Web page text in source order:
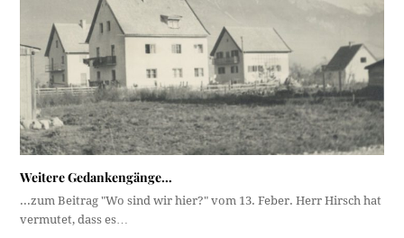
Weitere Gedankengänge…
...zum Beitrag "Wo sind wir hier?" vom 13. Feber. Herr Hirsch hat
vermutet, dass es…